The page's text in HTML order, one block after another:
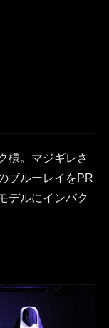
様。マジギレさ
ブルーレイをPR
デルにインパク